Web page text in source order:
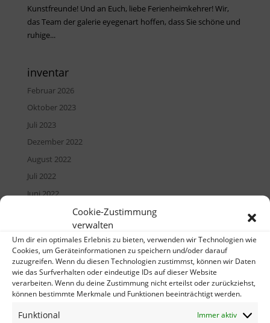
Cookie-Zustimmung
verwalten
Um dir ein optimales Erlebnis zu bieten, verwenden wir Technologien wie
Cookies, um Geräteinformationen zu speichern und/oder darauf
zuzugreifen. Wenn du diesen Technologien zustimmst, können wir Daten
wie das Surfverhalten oder eindeutige IDs auf dieser Website
verarbeiten. Wenn du deine Zustimmung nicht erteilst oder zurückziehst,
können bestimmte Merkmale und Funktionen beeinträchtigt werden.
Funktional Immer aktiv
Kunstfreunde! Und an Euch, liebe Ferienheimkehrer! Wir,
das Team der galerie eyegenart hoffen, dass Sie schöne und
ruhige...
inventar
Februar 2026
Oktober 2023
Juli 2023
Dezember 2022
August 2022
Juli 2022
Juni 2022
März 2022
Dezember 2021
Oktober 2021
September 2021
August 2021